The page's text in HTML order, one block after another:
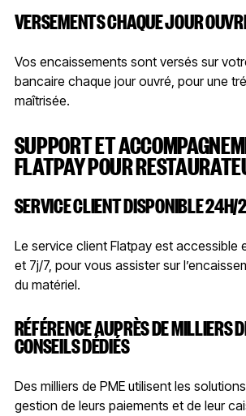
VERSEMENTS CHAQUE JOUR
Vos encaissements sont versés sur
bancaire chaque jour ouvré, pour une
maîtrisée.
SUPPORT ET
FLATPAY POUR
SERVICE CLIENT DISPONIBLE
Le service client Flatpay est accessible
et 7j/7, pour vous assister sur
du matériel.
RÉFÉRENCE AUPRÈS DE MILLIERS
CONSEILS DÉDIÉS
Des milliers de PME utilisent les
gestion de leurs paiements et de leur